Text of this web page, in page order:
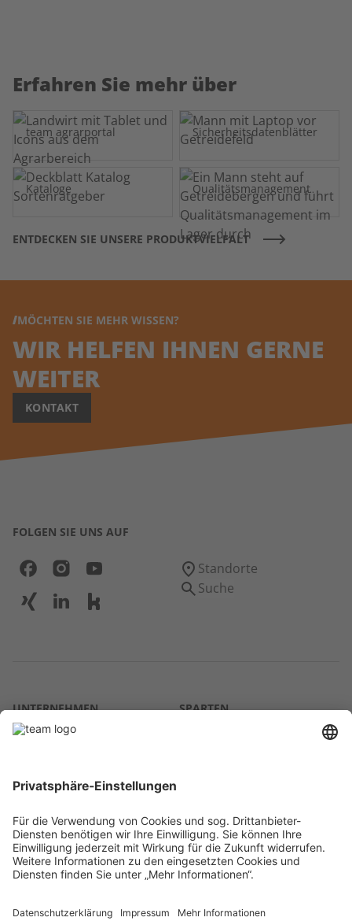
Erfahren Sie mehr über
team agrarportal Sicherheitsdatenblätter
Kataloge Qualitätsmanagement
ENTDECKEN SIE UNSERE PRODUKTVIELFALT
MÖCHTEN SIE MEHR WISSEN?
WIR HELFEN IHNEN GERNE
WEITER
KONTAKT
FOLGEN SIE UNS AUF
Standorte
Suche
UNTERNEHMEN
Über uns
Karriere
Kontakt
SPARTEN
RECHTLICHES